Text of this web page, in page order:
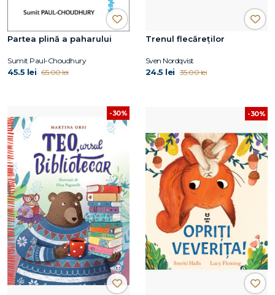
Partea plină a paharului
Sumit Paul-Choudhury
45.5 lei 65.00 lei
Trenul flecăreților
Sven Nordqvist
24.5 lei 35.00 lei
-30% -30%